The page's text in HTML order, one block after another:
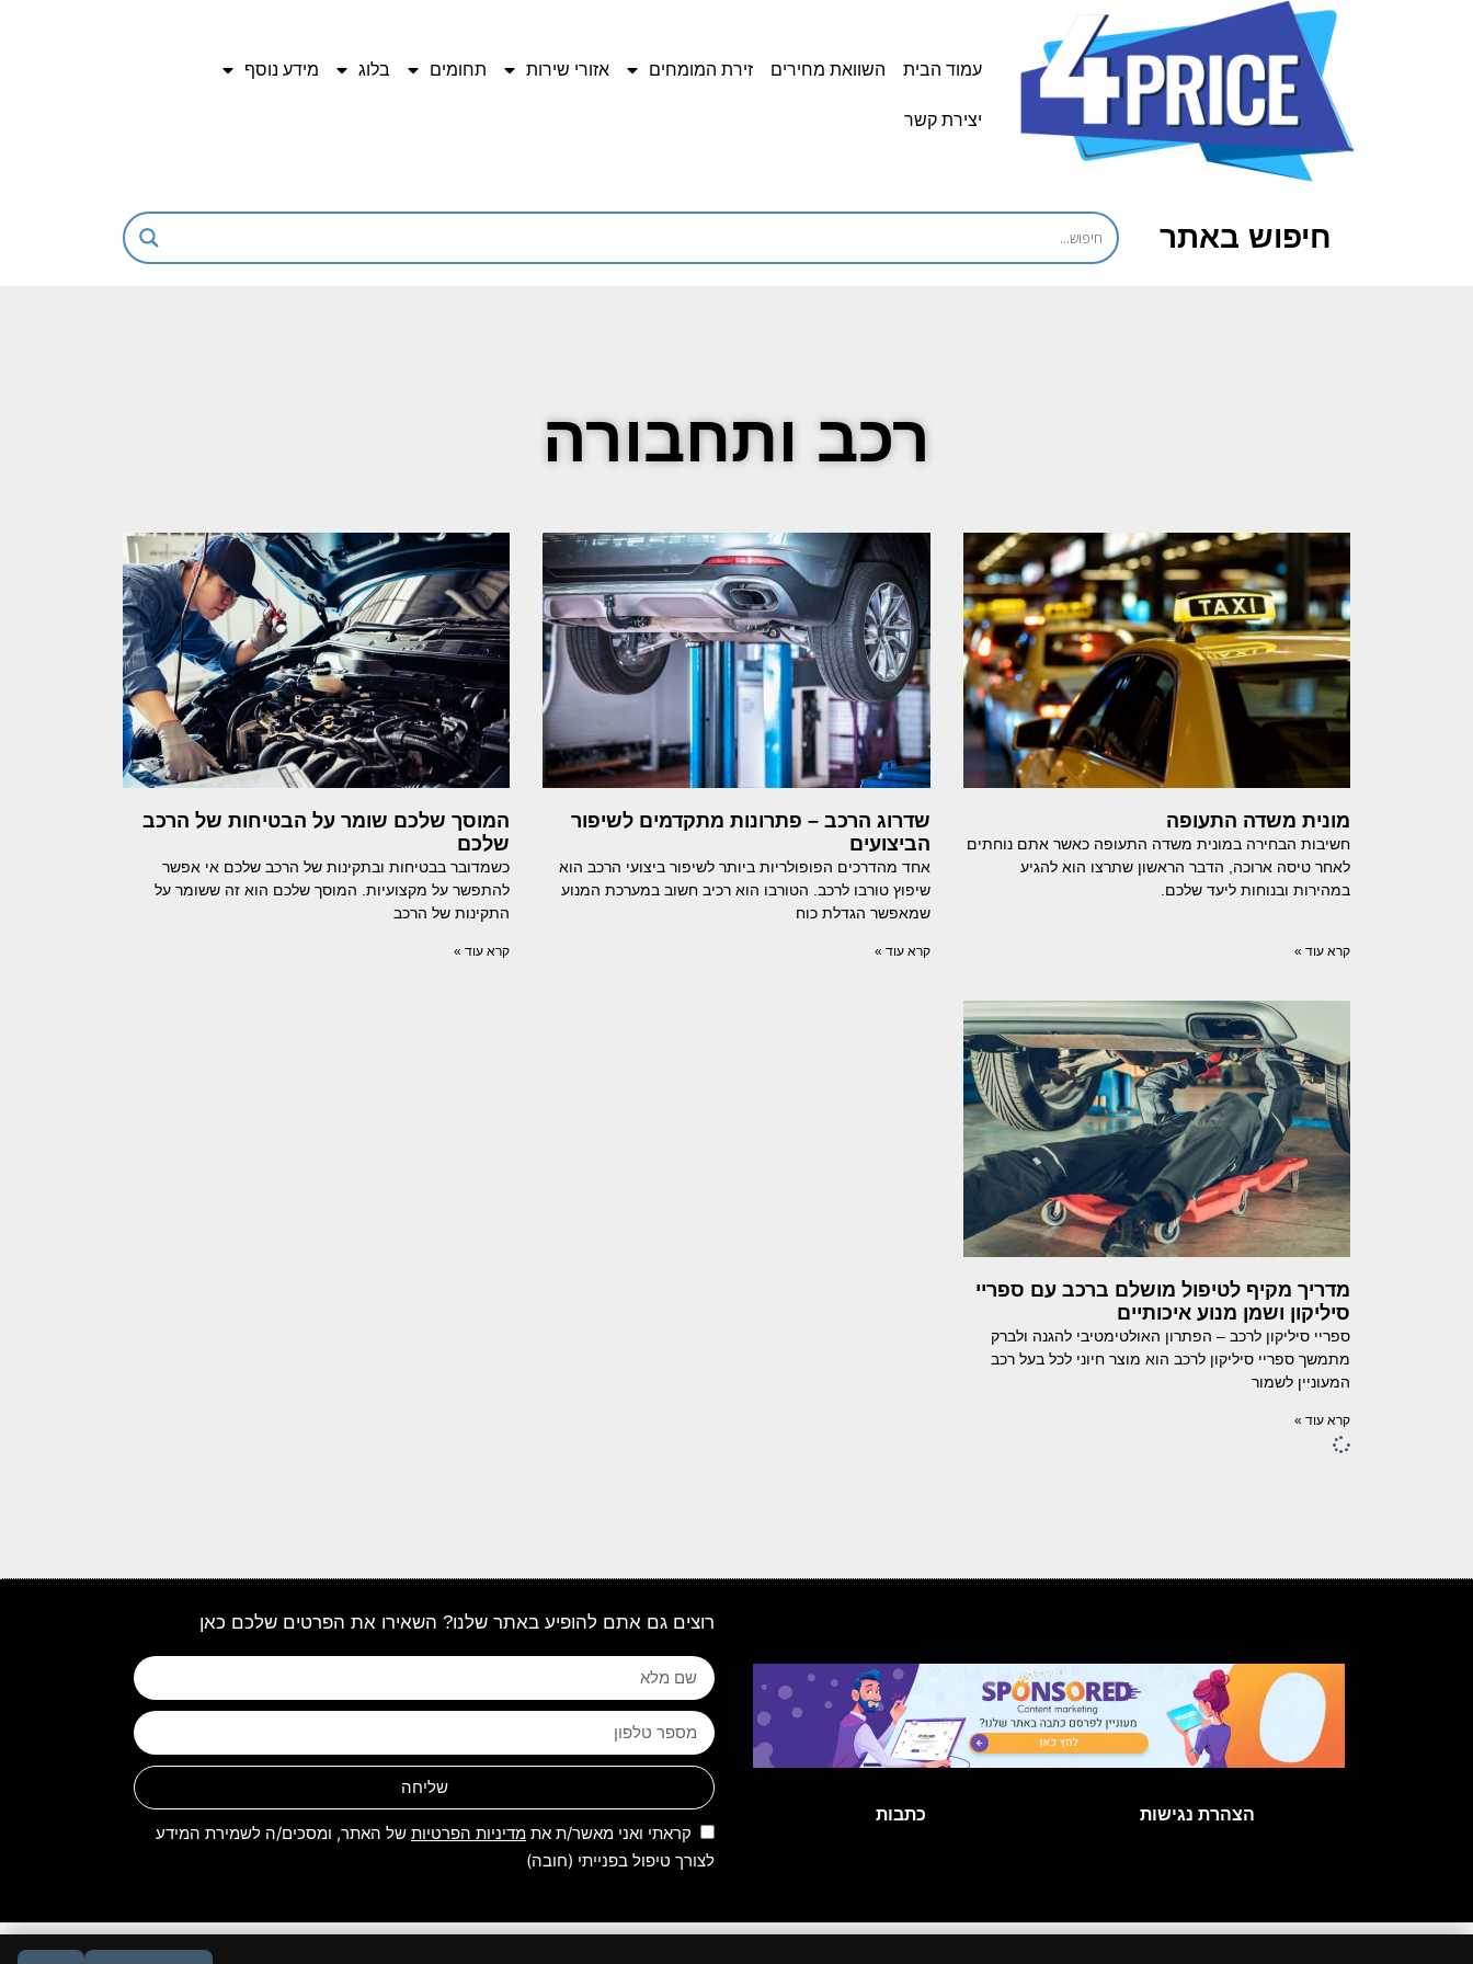
עמוד הבית השוואת מחירים זירת המומחים אזורי שירות תחומים בלוג מידע נוסף
יצירת קשר
חיפוש באתר
רכב ותחבורה
מונית משדה התעופה
חשיבות הבחירה במונית משדה התעופה כאשר אתם נוחתים
לאחר טיסה ארוכה, הדבר הראשון שתרצו הוא להגיע
במהירות ובנוחות ליעד שלכם.
קרא עוד »
שדרוג הרכב – פתרונות מתקדמים לשיפור
הביצועים
אחד מהדרכים הפופולריות ביותר לשיפור ביצועי הרכב הוא
שיפוץ טורבו לרכב. הטורבו הוא רכיב חשוב במערכת המנוע
שמאפשר הגדלת כוח
קרא עוד »
המוסך שלכם שומר על הבטיחות של הרכב
שלכם
כשמדובר בבטיחות ובתקינות של הרכב שלכם אי אפשר
להתפשר על מקצועיות. המוסך שלכם הוא זה ששומר על
התקינות של הרכב
קרא עוד »
מדריך מקיף לטיפול מושלם ברכב עם ספריי
סיליקון ושמן מנוע איכותיים
ספריי סיליקון לרכב – הפתרון האולטימטיבי להגנה ולברק
מתמשך ספריי סיליקון לרכב הוא מוצר חיוני לכל בעל רכב
המעוניין לשמור
קרא עוד »
הצהרת נגישות כתבות
רוצים גם אתם להופיע באתר שלנו? השאירו את הפרטים שלכם כאן
שליחה
קראתי ואני מאשר/ת את מדיניות הפרטיות של האתר, ומסכים/ה לשמירת המידע
לצורך טיפול בפנייתי (חובה)